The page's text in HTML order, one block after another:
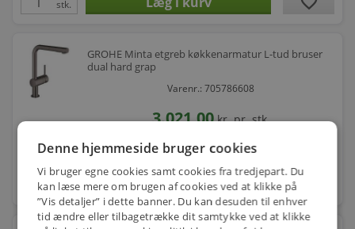
stk.
GROHE Minta etgreb køkkenarmatur L-tud bruser
dual hard grap
Varenr.: 705786608
3.021,00 kr.pr. stk.
stk.
Denne hjemmeside bruger cookies
Vi bruger egne cookies samt cookies fra tredjepart. Du
kan læse mere om brugen af cookies ved at klikke på
”Vis detaljer” i dette banner. Du kan desuden til enhver
tid ændre eller tilbagetrække dit samtykke ved at klikke